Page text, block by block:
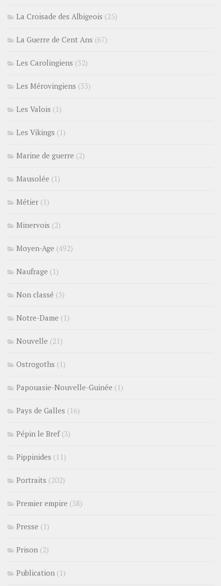
La Croisade des Albigeois (25)
La Guerre de Cent Ans (67)
Les Carolingiens (32)
Les Mérovingiens (33)
Les Valois (1)
Les Vikings (1)
Marine de guerre (2)
Mausolée (1)
Métier (1)
Minervois (2)
Moyen-Age (492)
Naufrage (1)
Non classé (3)
Notre-Dame (1)
Nouvelle (21)
Ostrogoths (1)
Papouasie-Nouvelle-Guinée (1)
Pays de Galles (16)
Pépin le Bref(3)
Pippinides (11)
Portraits (202)
Premier empire (58)
Presse (1)
Prison (2)
Publication (1)